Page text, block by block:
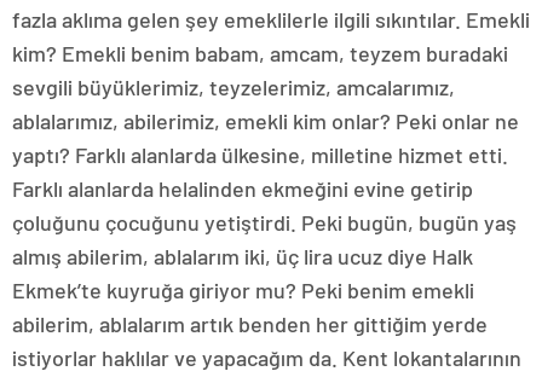
fazla aklıma gelen şey emeklilerle ilgili sıkıntılar. Emekli
kim? Emekli benim babam, amcam, teyzem buradaki
sevgili büyüklerimiz, teyzelerimiz, amcalarımız,
ablalarımız, abilerimiz, emekli kim onlar? Peki onlar ne
yaptı? Farklı alanlarda ülkesine, milletine hizmet etti.
Farklı alanlarda helalinden ekmeğini evine getirip
çoluğunu çocuğunu yetiştirdi. Peki bugün, bugün yaş
almış abilerim, ablalarım iki, üç lira ucuz diye Halk
Ekmek’te kuyruğa giriyor mu? Peki benim emekli
abilerim, ablalarım artık benden her gittiğim yerde
istiyorlar haklılar ve yapacağım da. Kent lokantalarının